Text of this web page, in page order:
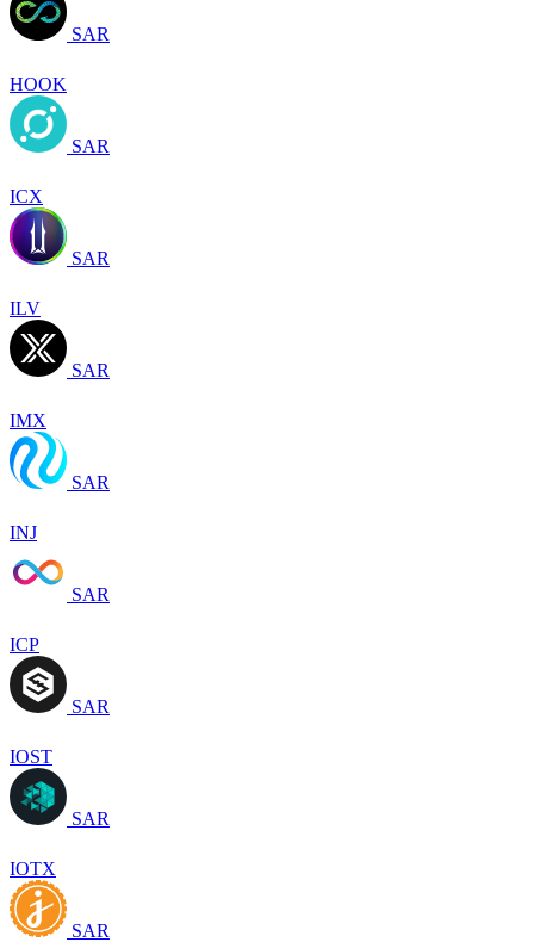
SAR
HOOK
SAR
ICX
SAR
ILV
SAR
IMX
SAR
INJ
SAR
ICP
SAR
IOST
SAR
IOTX
SAR